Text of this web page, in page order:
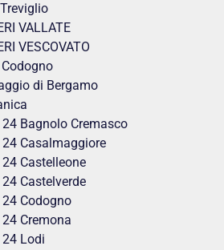
VALLATE
VESCOVATO
di Bergamo
Bagnolo Cremasco
Casalmaggiore
Castelleone
Castelverde
Codogno
Cremona
Lodi